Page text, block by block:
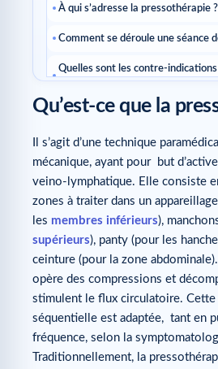
À qui s’adresse la pressothérapie ?
Comment se déroule une séance
Quelles sont les contre-indications
Quid de la pressothérapie à
Qu’est-ce que la
Il s’agit d’une technique
mécanique, ayant pour but
veino-lymphatique. Elle consiste
zones à traiter dans un
les membres inférieurs),
supérieurs), panty (pour les
ceinture (pour la zone
opère des compressions et
stimulent le flux circulatoire. Cette
séquentielle est adaptée, tant en
fréquence, selon la
Traditionnellement, la